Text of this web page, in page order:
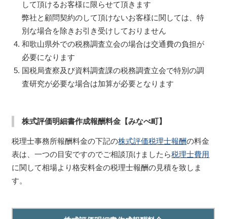
して頂けるお客様に限らせて頂きます
弊社と顧問契約のして頂けないお客様に関しては、特
別な場合を除きお引き受けしておりません
和歌山県外での税務調査立会の場合は交通費の負担が
必要になります
国税局査察及び資料調査課の税務調査立会で特別の調
査研究が必要な場合は加算が必要となります
株式評価明細書作成報酬料金【みなべ町】
税理士事務所報酬料金の下記の株式評価税理士報酬の料金
表は、一つの目安ですのでご相談頂けましたら税理士費用
に関して相場より格安料金の税理士報酬の見積を致しま
す。